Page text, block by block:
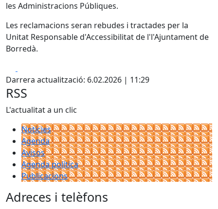
les Administracions Públiques.
Les reclamacions seran rebudes i tractades per la
Unitat Responsable d'Accessibilitat de l'l'Ajuntament de
Borredà.
Darrera actualització: 6.02.2026 | 11:29
RSS
L'actualitat a un clic
Notícies
Agenda
Avisos
Agenda política
Publicacions
Adreces i telèfons